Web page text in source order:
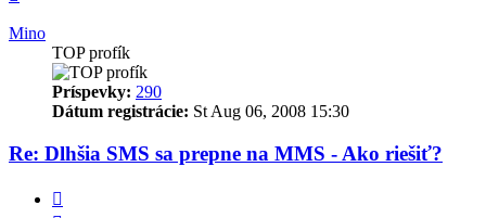
Mino
TOP profík
Príspevky: 290
Dátum registrácie: St Aug 06, 2008 15:30
Re: Dlhšia SMS sa prepne na MMS - Ako riešiť?